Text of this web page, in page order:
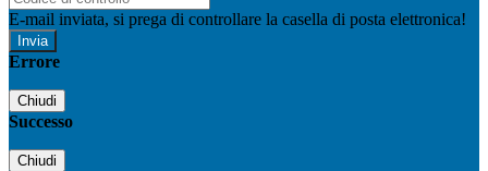
E-mail inviata, si prega di controllare la casella di posta elettronica!
Errore
Chiudi
Successo
Chiudi